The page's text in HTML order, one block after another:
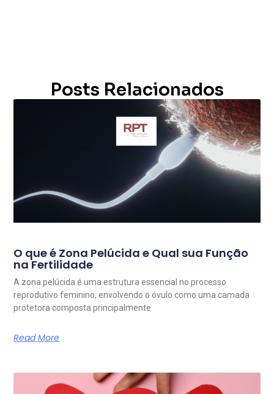
Posts Relacionados
O que é Zona Pelúcida e Qual sua Função
na Fertilidade
A zona pelúcida é uma estrutura essencial no processo
reprodutivo feminino, envolvendo o óvulo como uma camada
protetora composta principalmente
Read More